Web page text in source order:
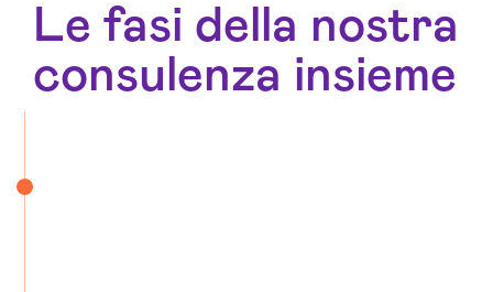
Le fasi della nostra
consulenza insieme